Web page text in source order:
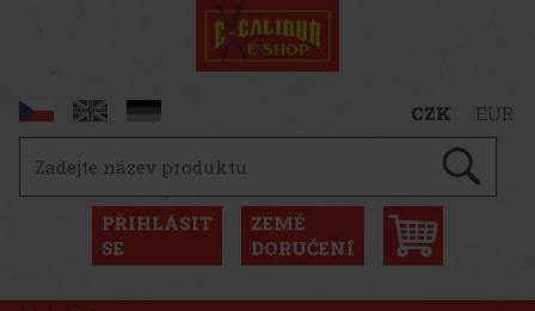
CZK EUR
PŘIHLÁSIT
SE
ZEMĚ
DORUČENÍ